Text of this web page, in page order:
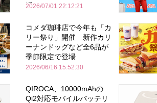
場
2026/07/01 22:12:21
コメダ珈琲店で今年も「カ
リー祭り」開催 新作カリ
ーナンドッグなど全6品が
季節限定で登場
2026/06/16 15:52:30
QIROCA、10000mAhの
Qi2対応モバイルバッテリ